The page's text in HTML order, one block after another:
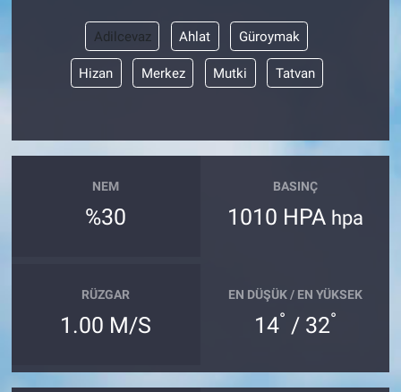
Adilcevaz Ahlat Güroymak
Hizan Merkez Mutki Tatvan
NEM
%30
BASINÇ
1010 HPA hpa
RÜZGAR
1.00 M/S
EN DÜŞÜK / EN YÜKSEK
14° / 32°